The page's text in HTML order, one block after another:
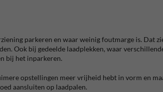
parkeren en waar weinig foutmarge is.
Ook bij gedeelde laadplekken, waar
bij het inparkeren.
opstellingen meer vrijheid hebt in vorm en
aansluiten op laadpalen.